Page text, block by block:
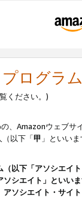
ログラ
ください。)
、Amazonウェブサ
以下「甲 」といい
以下「アソシエイ
ソシエイト」とい
ソシエイト・サイ